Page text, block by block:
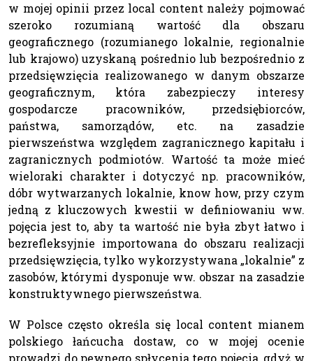
w mojej opinii przez local content należy pojmować
szeroko rozumianą wartość dla obszaru
geograficznego (rozumianego lokalnie, regionalnie
lub krajowo) uzyskaną pośrednio lub bezpośrednio z
przedsięwzięcia realizowanego w danym obszarze
geograficznym, która zabezpieczy interesy
gospodarcze pracowników, przedsiębiorców,
państwa, samorządów, etc. na zasadzie
pierwszeństwa względem zagranicznego kapitału i
zagranicznych podmiotów. Wartość ta może mieć
wieloraki charakter i dotyczyć np. pracowników,
dóbr wytwarzanych lokalnie, know how, przy czym
jedną z kluczowych kwestii w definiowaniu ww.
pojęcia jest to, aby ta wartość nie była zbyt łatwo i
bezrefleksyjnie importowana do obszaru realizacji
przedsięwzięcia, tylko wykorzystywana „lokalnie” z
zasobów, którymi dysponuje ww. obszar na zasadzie
konstruktywnego pierwszeństwa.
W Polsce często określa się local content mianem
polskiego łańcucha dostaw, co w mojej ocenie
prowadzi do pewnego spłycenia tego pojęcia, gdyż w